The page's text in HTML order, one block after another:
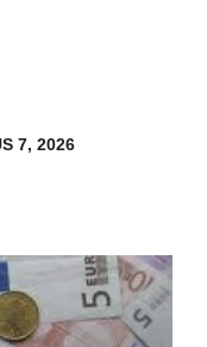
7, 2026